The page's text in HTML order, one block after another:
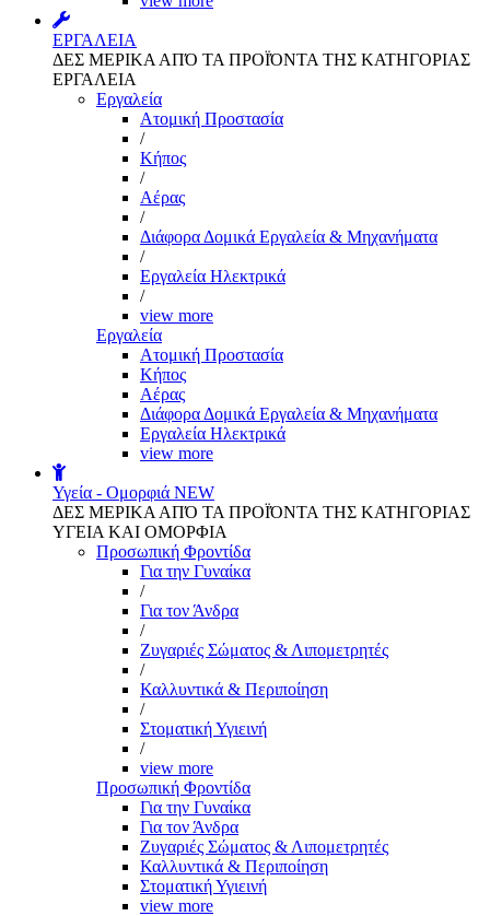
ΕΡΓΑΛΕΙΑ
ΔΕΣ ΜΕΡΙΚΑ ΑΠΌ ΤΑ ΠΡΟΪΌΝΤΑ ΤΗΣ ΚΑΤΗΓΟΡΙΑΣ
ΕΡΓΑΛΕΙΑ
Εργαλεία
Aτομική Προστασία
/
Kήπος
/
Αέρας
/
Διάφορα Δομικά Εργαλεία & Μηχανήματα
/
Εργαλεία Ηλεκτρικά
/
view more
Εργαλεία
Aτομική Προστασία
Kήπος
Αέρας
Διάφορα Δομικά Εργαλεία & Μηχανήματα
Εργαλεία Ηλεκτρικά
view more
Υγεία - Ομορφιά NEW
ΔΕΣ ΜΕΡΙΚΑ ΑΠΌ ΤΑ ΠΡΟΪΌΝΤΑ ΤΗΣ ΚΑΤΗΓΟΡΙΑΣ
ΥΓΕΙΑ ΚΑΙ ΟΜΟΡΦΙΑ
Προσωπική Φροντίδα
Για την Γυναίκα
/
Για τον Άνδρα
/
Ζυγαριές Σώματος & Λιπομετρητές
/
Καλλυντικά & Περιποίηση
/
Στοματική Υγιεινή
/
view more
Προσωπική Φροντίδα
Για την Γυναίκα
Για τον Άνδρα
Ζυγαριές Σώματος & Λιπομετρητές
Καλλυντικά & Περιποίηση
Στοματική Υγιεινή
view more